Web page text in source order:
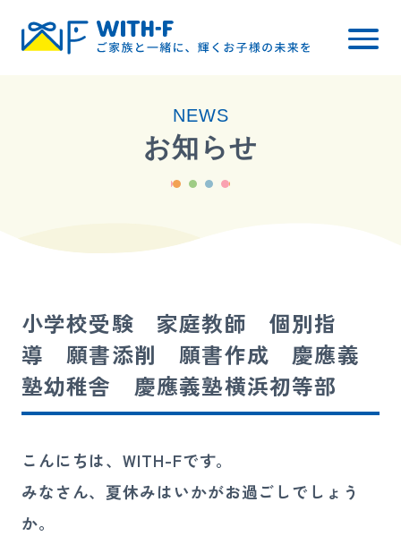
WITH-Fについて
ご入会までの流れ
ブログ・お知らせ
講師募集
お電話 080-4324-4900
NEWS
お知らせ
小学校受験 家庭教師 個別指
導 願書添削 願書作成 慶應義
塾幼稚舎 慶應義塾横浜初等部
こんにちは、WITH-Fです。
みなさん、夏休みはいかがお過ごしでしょう
か。